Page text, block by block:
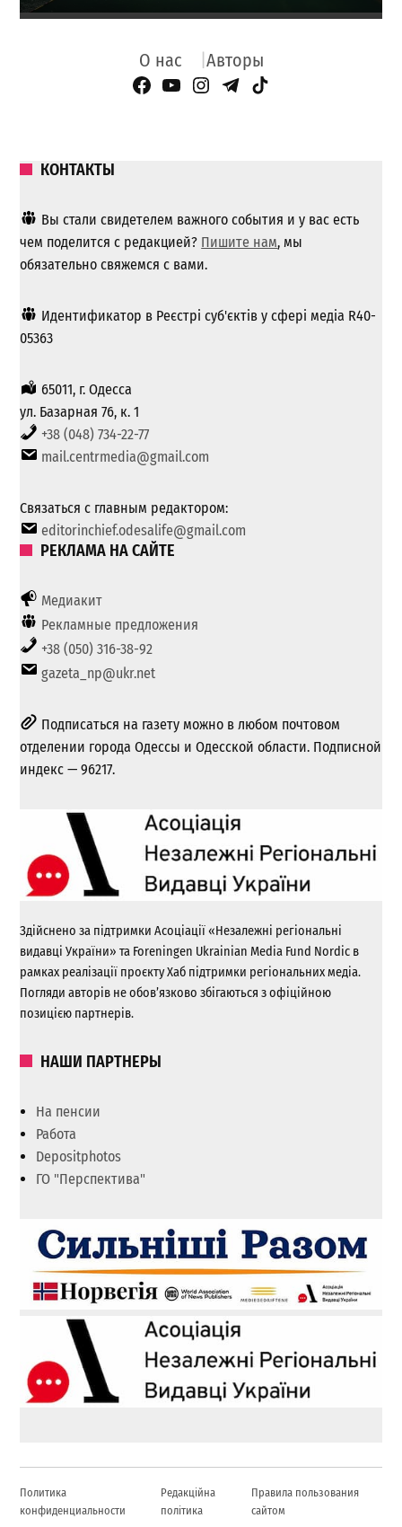
О нас Авторы
Facebook Page
YouTube
Instagram
Telegram
TikTok
КОНТАКТЫ
Вы стали свидетелем важного события и у вас есть
чем поделится с редакцией? Пишите нам, мы
обязательно свяжемся с вами.
Идентификатор в Реєстрі суб'єктів у сфері медіа R40-
05363
65011, г. Одесса
ул. Базарная 76, к. 1
+38 (048) 734-22-77
mail.centrmedia@gmail.com
Связаться с главным редактором:
editorinchief.odesalife@gmail.com
РЕКЛАМА НА САЙТЕ
Медиакит
Рекламные предложения
+38 (050) 316-38-92
gazeta_np@ukr.net
Подписаться на газету можно в любом почтовом
отделении города Одессы и Одесской области. Подписной
индекс — 96217.
Здійснено за підтримки Асоціації «Незалежні регіональні
видавці України» та Foreningen Ukrainian Media Fund Nordic в
рамках реалізації проєкту Хаб підтримки регіональних медіа.
Погляди авторів не обов’язково збігаються з офіційною
позицією партнерів.
НАШИ ПАРТНЕРЫ
На пенсии
Работа
Depositphotos
ГО "Перспектива"
Политика
конфиденциальности
Редакційна
політика
Правила пользования
сайтом